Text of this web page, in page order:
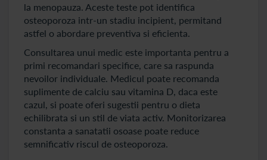
la menopauza. Aceste teste pot identifica
osteoporoza intr-un stadiu incipient, permitand
astfel o abordare preventiva si eficienta.
Consultarea unui medic este importanta pentru a
primi recomandari specifice, care sa raspunda
nevoilor individuale. Medicul poate recomanda
suplimente de calciu sau vitamina D, daca este
cazul, si poate oferi sugestii pentru o dieta
echilibrata si un stil de viata activ. Monitorizarea
constanta a sanatatii osoase poate reduce
semnificativ riscul de osteoporoza.